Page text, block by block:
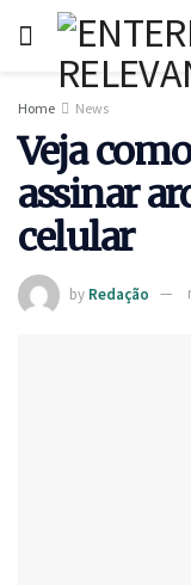
Home News
Veja
assinar
celular
by Redação